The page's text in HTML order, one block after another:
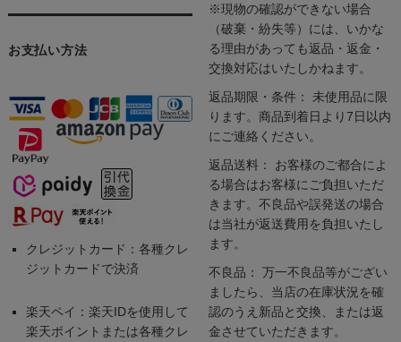
お支払い方法
クレジットカード：各種クレ
ジットカードで決済
楽天ペイ：楽天IDを使用して
楽天ポイントまたは各種クレ
※現物の確認ができない場合
（破棄・紛失等）には、いかな
る理由があっても返品・返金・
交換対応はいたしかねます。
返品期限・条件： 未使用品に限
ります。商品到着日より7日以内
にご連絡ください。
返品送料： お客様のご都合によ
る場合はお客様にご負担いただ
きます。不良品や誤発送の場合
は当社が返送費用を負担いたし
ます。
不良品： 万一不良品等がござい
ましたら、当店の在庫状況を確
認のうえ新品と交換、または返
金させていただきます。